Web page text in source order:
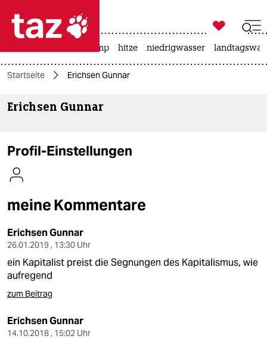
 taz zahl ich
taz zahl ich
themen
kultur
sport
berlin
nord
wahrheit

taz zahl ich
usa unter trump hitze niedrigwasser
Startseite Erichsen Gunnar
Erichsen Gunnar
Profil-Einstellungen
meine Kommentare
Erichsen Gunnar
26.01.2019 , 13:30 Uhr
ein Kapitalist preist die Segnungen des Kapitalismus, wie
aufregend
zum Beitrag
Erichsen Gunnar
14.10.2018 , 15:02 Uhr